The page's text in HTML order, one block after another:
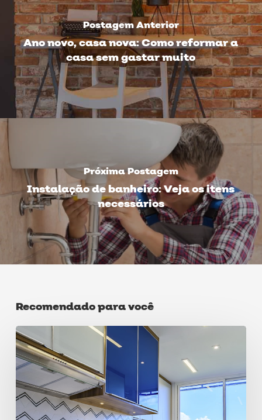
Postagem Anterior
Ano novo, casa nova: Como reformar a
casa sem gastar muito
Próxima Postagem
Instalação de banheiro: Veja os itens
necessários
Recomendado para você
Criando
a
decoração
de
cozinha